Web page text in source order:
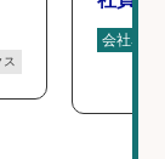
会社名